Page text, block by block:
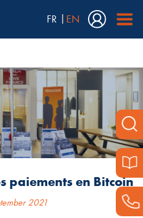
FR EN
paiements en Bitcoin
2021